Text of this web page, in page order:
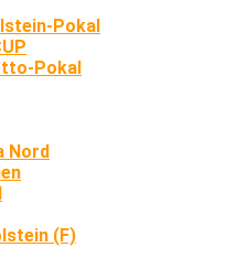
Pokal
Pokal
Nord
(F)